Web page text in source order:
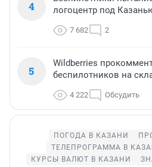
4
логоцентр под
7 682 2
5
Wildberries
беспилотников на
4 222 Обсудить
ПОГОДА В КАЗАНИ
ТЕЛЕПРОГРАММА В
КУРСЫ ВАЛЮТ В КАЗАНИ